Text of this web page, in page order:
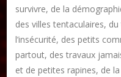
Les ateliers d’écriture
Formation en Édition
survivre, de la
des villes tentaculaires, du
l’insécurité, des petits
partout, des travaux
et de petites rapines, de